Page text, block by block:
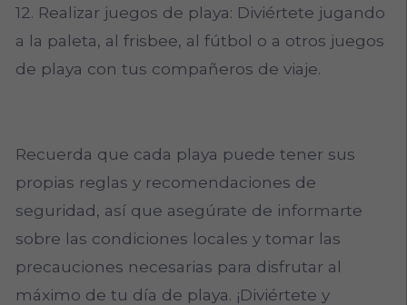
12. Realizar juegos de playa: Diviértete jugando
a la paleta, al frisbee, al fútbol o a otros juegos
de playa con tus compañeros de viaje.
Recuerda que cada playa puede tener sus
propias reglas y recomendaciones de
seguridad, así que asegúrate de informarte
sobre las condiciones locales y tomar las
precauciones necesarias para disfrutar al
máximo de tu día de playa. ¡Diviértete y